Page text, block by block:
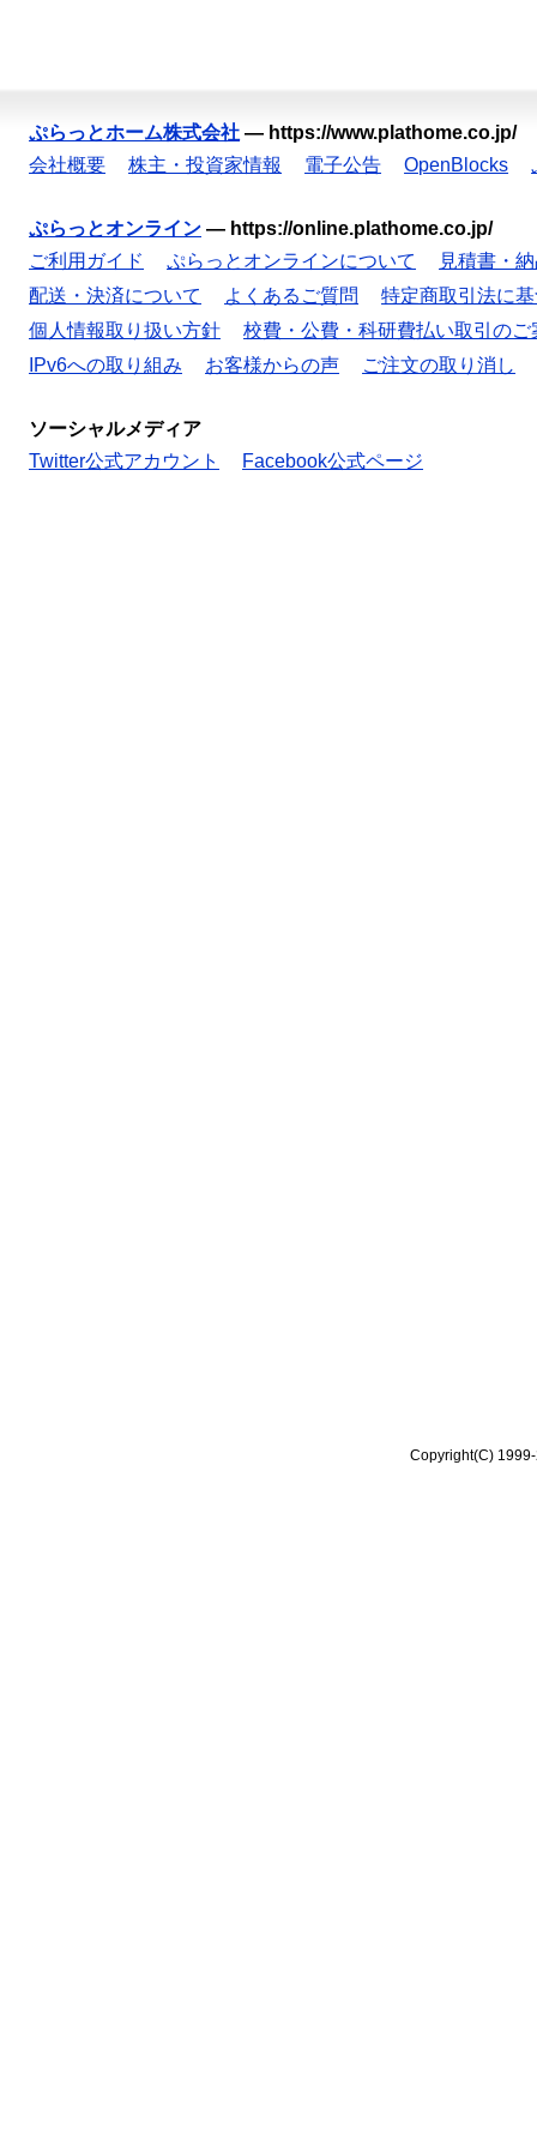
ぷらっとホーム株式会社 — https://www.plathome.co.jp/
会社概要
株主・投資家情報 電子公告 OpenBlocks
ぷらっとオンライン — https://online.plathome.co.jp/
ご利用ガイド
ぷらっとオンラインについて
見積書・
配送・決済について
よくあるご質問
特定商取引法に
個人情報取り扱い方針
校費・公費・科研費払い取引のご
IPv6への取り組み
お客様からの声 ご注文の取り消し
ソーシャルメディア
Twitter公式アカウント
Facebook公式ページ
Copyright(C)